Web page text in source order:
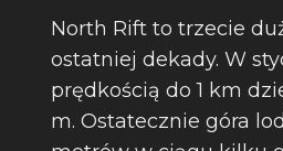
North Rift to trzecie
ostatniej dekady. W
prędkością do 1 km
m. Ostatecznie góra